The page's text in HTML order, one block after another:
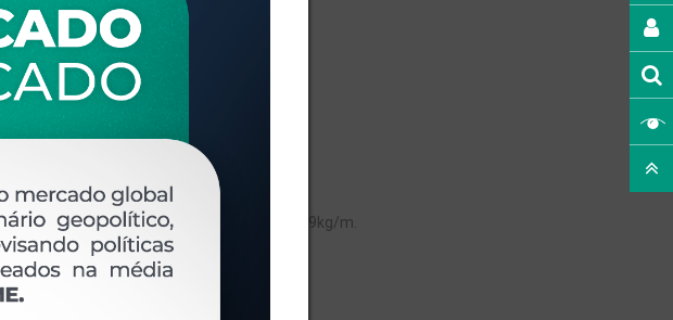
consulta
Em estoque
para PORTÃO, com peso linear de 1,089kg/m.